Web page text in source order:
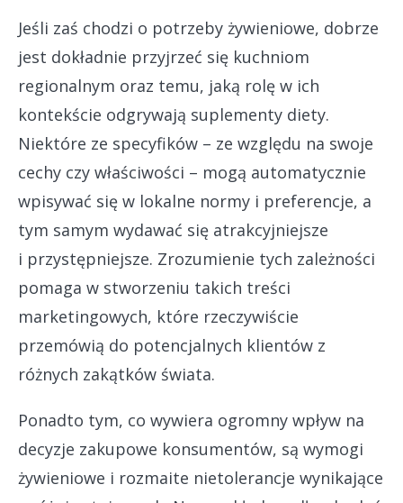
Jeśli zaś chodzi o potrzeby żywieniowe, dobrze
jest dokładnie przyjrzeć się kuchniom
regionalnym oraz temu, jaką rolę w ich
kontekście odgrywają suplementy diety.
Niektóre ze specyfików – ze względu na swoje
cechy czy właściwości – mogą automatycznie
wpisywać się w lokalne normy i preferencje, a
tym samym wydawać się atrakcyjniejsze
i przystępniejsze. Zrozumienie tych zależności
pomaga w stworzeniu takich treści
marketingowych, które rzeczywiście
przemówią do potencjalnych klientów z
różnych zakątków świata.
Ponadto tym, co wywiera ogromny wpływ na
decyzje zakupowe konsumentów, są wymogi
żywieniowe i rozmaite nietolerancje wynikające